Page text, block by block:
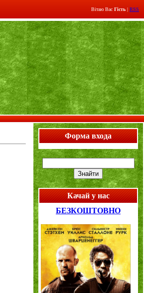
Вітаю Вас Гість | RSS
Форма входа
Качай у нас
БЕЗКОШТОВНО